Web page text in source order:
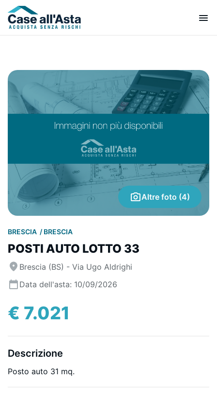
Altre foto (4)
BRESCIA BRESCIA
POSTI AUTO LOTTO 33
Brescia (BS) - Via Ugo Aldrighi
Data dell'asta: 10/09/2026
€ 7.021
Descrizione
Posto auto 31 mq.